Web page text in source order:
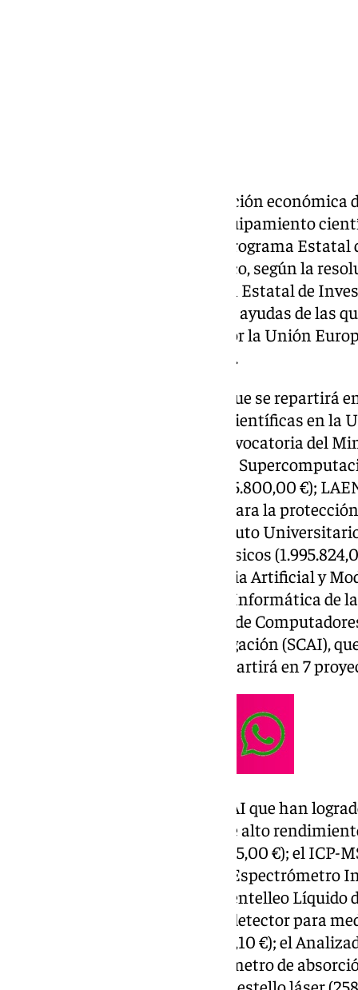
La UMA contará con una inyección económica
euros para la adquisición de equipamiento
convocatoria 2024 del del Subprograma
Equipamiento Científico Técnico, según la
publicarse. En el marco del Plan Estatal de
de Innovación 2021-2023, estas ayudas de las
son cofinanciadas por la Unión
de Desarrollo Regional (FEDER).
Un total de 9.364.466,25 euros que se repartirá
destinadas a infraestructuras científicas en la
beneficiarios en esta nueva convocatoria del
Universidades son: el Centro de
supercomputador Picasso (1.185.800,00 €);
robótica y de comunicaciones para la
extremos de desastre, del Instituto
Mecatrónica y Sistemas Ciberfísicos
Exaescalable para la Inteligencia Artificial y
Técnica Superior de Ingeniería Informática de
Departamento de Arquitectura de
Centrales de Apoyo a la Investigación (SCAI),
de más de 5 millones, que se repartirá en 7
Así, las infraestructuras del SCAI que han
Plataforma de secuenciación de alto
y largas por nanoporos (1.512.495,00 €); el ICP-
Arqueometría (764,839,79 €); el Espectrómetro
(664,078,25 €); el Contador de Centelleo
captación de aerosoles con un detector para
muestras ambientales (354.720,10 €); el
(325.140,31 €) y el Espectrofotómetro de